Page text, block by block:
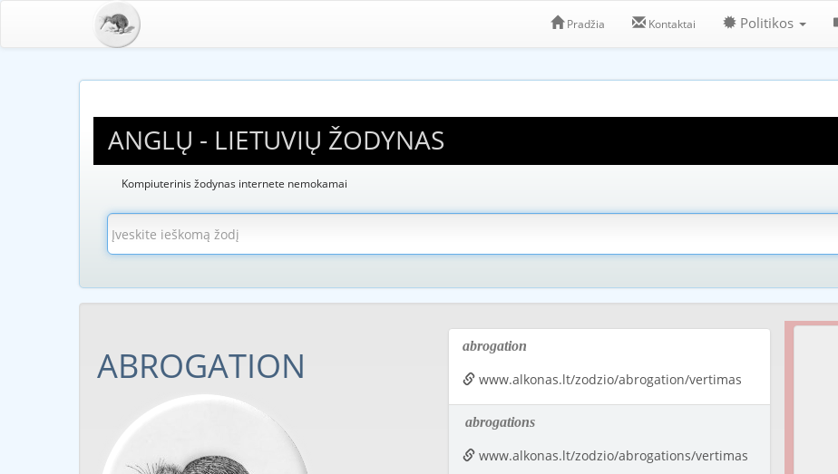
Pradžia Kontaktai Politikos
ANGLŲ - LIETUVIŲ ŽODYNAS
Kompiuterinis žodynas internete nemokamai
ABROGATION abrogation
www.alkonas.lt/zodzio/abrogation/vertimas
abrogations
www.alkonas.lt/zodzio/abrogations/vertimas